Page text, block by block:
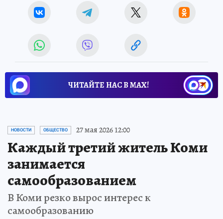
ЧИТАЙТЕ НАС В МАХ!
НОВОСТИ ОБЩЕСТВО 27 мая 2026 12:00
Каждый третий житель Коми
занимается
самообразованием
В Коми резко вырос интерес к
самообразованию